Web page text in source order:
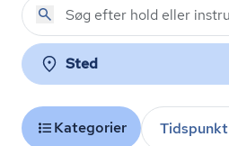
Sted
Kategorier Tidspunkt